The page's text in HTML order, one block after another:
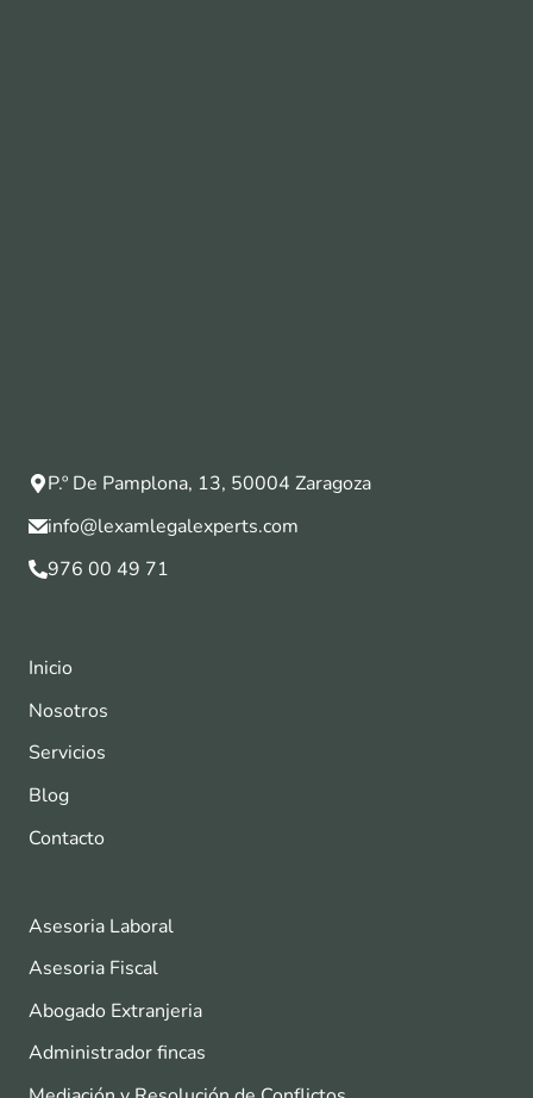
P.º De Pamplona, 13, 50004 Zaragoza
info@lexamlegalexperts.com
976 00 49 71
Inicio
Nosotros
Servicios
Blog
Contacto
Asesoria Laboral
Asesoria Fiscal
Abogado Extranjeria
Administrador fincas